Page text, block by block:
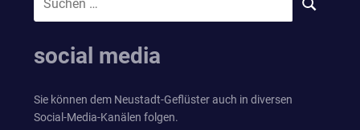
SUCHEN
social media
Sie können dem Neustadt-Geflüster auch in diversen
Social-Media-Kanälen folgen.